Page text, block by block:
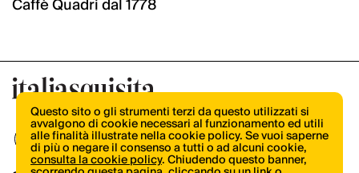
Questo sito o gli strumenti terzi da questo utilizzati si
avvalgono di cookie necessari al funzionamento ed utili
alle finalità illustrate nella cookie policy. Se vuoi saperne
di più o negare il consenso a tutti o ad alcuni cookie,
consulta la cookie policy. Chiudendo questo banner,